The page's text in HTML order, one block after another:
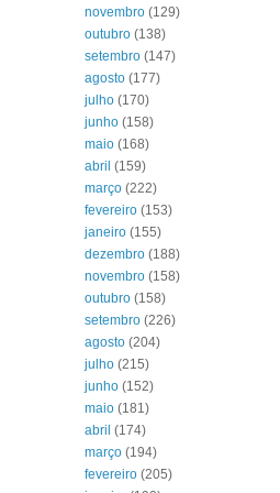
novembro (129)
outubro (138)
setembro (147)
agosto (177)
julho (170)
junho (158)
maio (168)
abril (159)
março (222)
fevereiro (153)
janeiro (155)
dezembro (188)
novembro (158)
outubro (158)
setembro (226)
agosto (204)
julho (215)
junho (152)
maio (181)
abril (174)
março (194)
fevereiro (205)